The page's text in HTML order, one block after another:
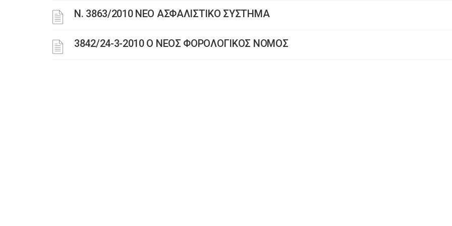
N. 3863/2010 ΝΕΟ ΑΣΦΑΛΙΣΤΙΚΟ ΣΥΣΤΗΜΑ
3842/24-3-2010 Ο ΝΕΟΣ ΦΟΡΟΛΟΓΙΚΟΣ ΝΟΜΟΣ